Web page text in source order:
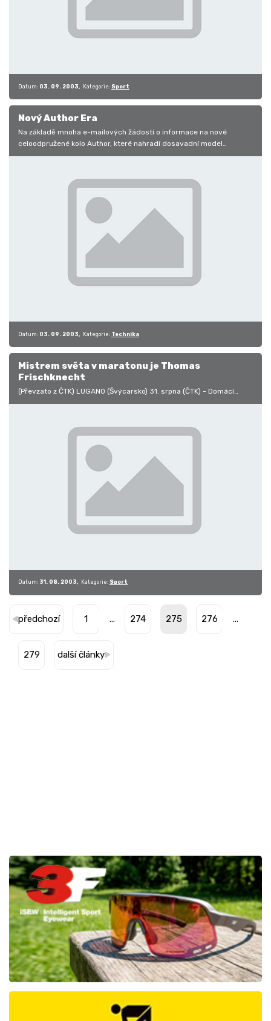
Datum: 03. 09. 2003 Kategorie: Sport
Nový Author Era
Na základě mnoha e-mailových žádostí o informace na nové
celoodpružené kolo Author, které nahradí dosavadní model
Sovereign, zveřejňujeme…
Datum: 03. 09. 2003 Kategorie: Technika
Mistrem světa v maratonu je Thomas
Frischknecht
(Převzato z ČTK) LUGANO (Švýcarsko) 31. srpna (ČTK) - Domácí
cyklista Thomas Frischknecht se ve švýcarském Luganu stal
Datum: 31. 08. 2003 Kategorie: Sport
předchozí 1 ... 274 275 276 ...
279 další články